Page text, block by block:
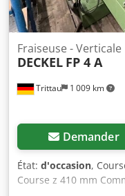
Trittau 1 009 km
Fraiseuse - Verticale
DECKEL FP 4 A
Demander
État: d'occasion,
Course z 410 mm